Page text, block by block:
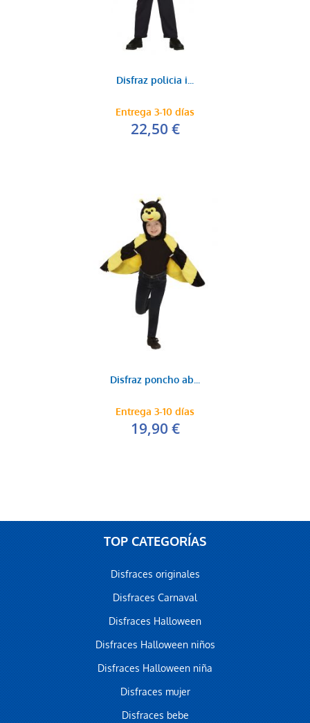
Disfraz policia i...
Entrega 3-10 días
22,50 €
Disfraz poncho ab...
Entrega 3-10 días
19,90 €
TOP CATEGORÍAS
Disfraces originales
Disfraces Carnaval
Disfraces Halloween
Disfraces Halloween niños
Disfraces Halloween niña
Disfraces mujer
Disfraces bebe